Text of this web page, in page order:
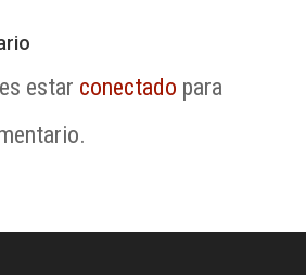
estar conectado para